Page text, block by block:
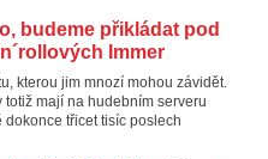
budeme přikládat pod
Immer
kterou jim mnozí mohou závidět.
totiž mají na hudebním serveru
dokonce třicet tisíc poslech